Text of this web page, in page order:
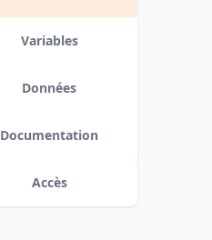
Variables
Données
Documentation
Accès